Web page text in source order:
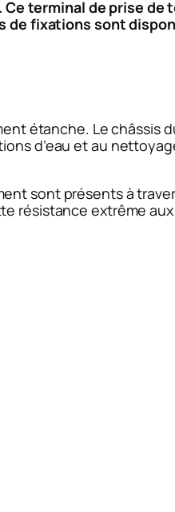
terminal de prise
de fixations sont
étanche. Le châssis
d’eau et au
sont présents à
résistance extrême